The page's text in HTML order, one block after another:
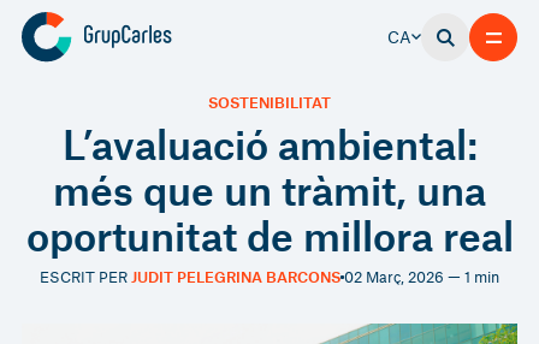
CA
L’avaluació ambiental:
més que un tràmit, una
oportunitat de millora real
SOSTENIBILITAT
ESCRIT PER JUDIT PELEGRINA BARCONS02 Març, 2026 — 1 min